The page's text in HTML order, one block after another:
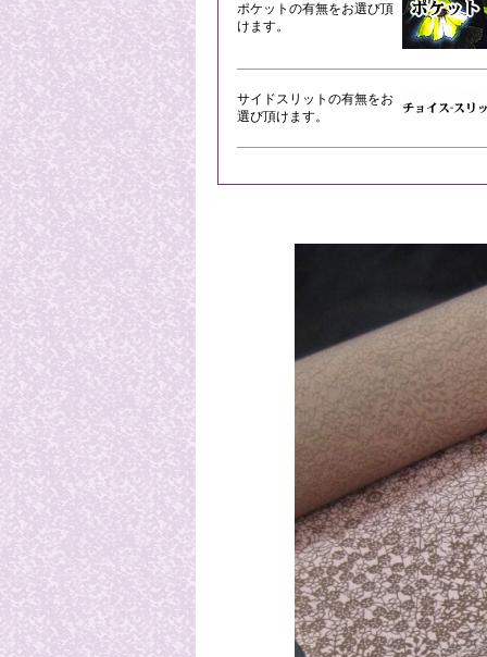
ポケットの有無をお選び頂
けます。
サイドスリットの有無をお
選び頂けます。